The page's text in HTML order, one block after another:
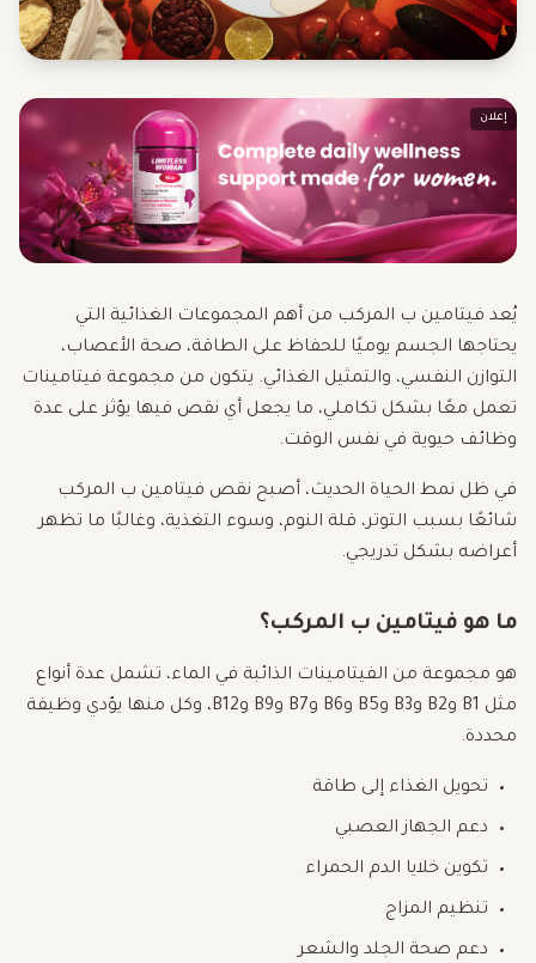
إعلان
يُعد فيتامين ب المركب من أهم المجموعات الغذائية التي
يحتاجها الجسم يوميًا للحفاظ على الطاقة، صحة الأعصاب،
التوازن النفسي، والتمثيل الغذائي. يتكون من مجموعة فيتامينات
تعمل معًا بشكل تكاملي، ما يجعل أي نقص فيها يؤثر على عدة
وظائف حيوية في نفس الوقت.
في ظل نمط الحياة الحديث، أصبح نقص فيتامين ب المركب
شائعًا بسبب التوتر، قلة النوم، وسوء التغذية، وغالبًا ما تظهر
أعراضه بشكل تدريجي.
ما هو فيتامين ب المركب؟
هو مجموعة من الفيتامينات الذائبة في الماء، تشمل عدة أنواع
مثل B1 وB2 وB3 وB5 وB6 وB7 وB9 وB12، وكل منها يؤدي وظيفة
محددة.
تحويل الغذاء إلى طاقة
دعم الجهاز العصبي
تكوين خلايا الدم الحمراء
تنظيم المزاج
دعم صحة الجلد والشعر